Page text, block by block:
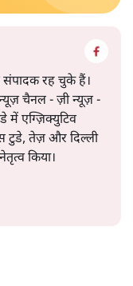
रह चुके हैं।
चैनल - ज़ी न्यूज़ -
में एग्ज़िक्युटिव
टुडे, तेज़ और दिल्ली
किया।